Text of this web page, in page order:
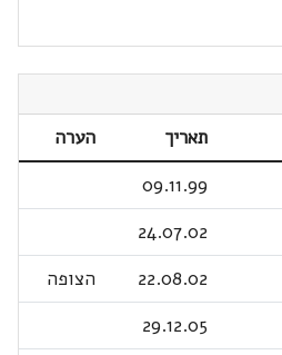
תאריך
הערה
09.11.99
24.07.02
22.08.02
הצופה
29.12.05